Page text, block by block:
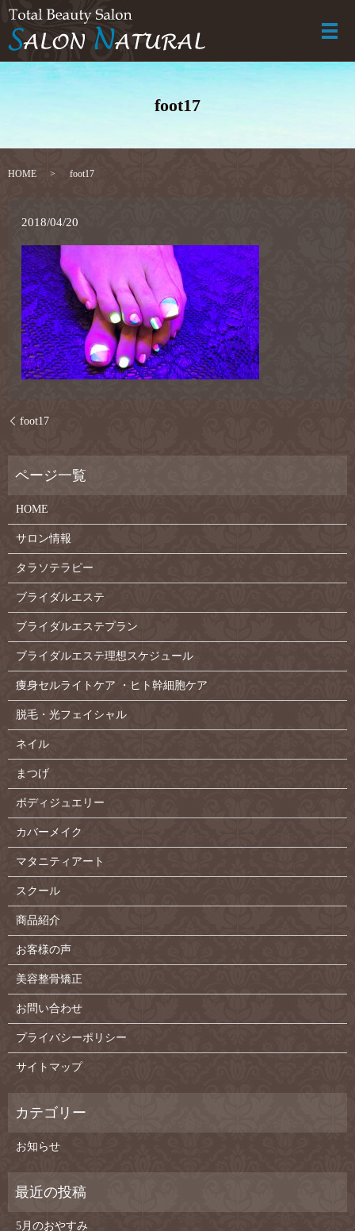
メ
foot17
HOME foot17
2018/04/20
foot17
HOME
サロン情報
タラソテラピー
ブライダルエステ
ブライダルエステプラン
ブライダルエステ理想スケジュール
痩身セルライトケア ・ヒト幹細胞ケア
脱毛・光フェイシャル
ネイル
まつげ
ボディジュエリー
カバーメイク
マタニティアート
スクール
商品紹介
お客様の声
美容整骨矯正
お問い合わせ
プライバシーポリシー
サイトマップ
お知らせ
5月のおやすみ